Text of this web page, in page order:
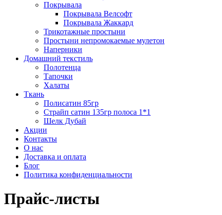
Покрывала
Покрывала Велсофт
Покрывала Жаккард
Трикотажные простыни
Простыни непромокаемые мулетон
Наперники
Домашний текстиль
Полотенца
Тапочки
Халаты
Ткань
Полисатин 85гр
Страйп сатин 135гр полоса 1*1
Шелк Дубай
Акции
Контакты
О нас
Доставка и оплата
Блог
Политика конфиденциальности
Прайс-листы